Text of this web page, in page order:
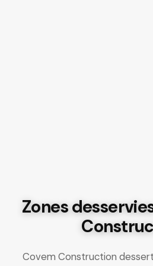
Zones
Covem Construction